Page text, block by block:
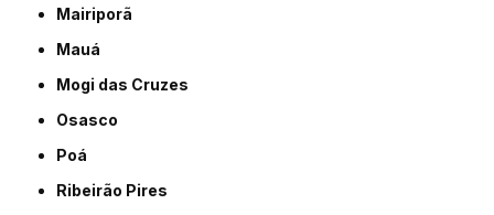
Mairiporã
Mauá
Mogi das Cruzes
Osasco
Poá
Ribeirão Pires